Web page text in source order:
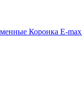
Коронка E-max